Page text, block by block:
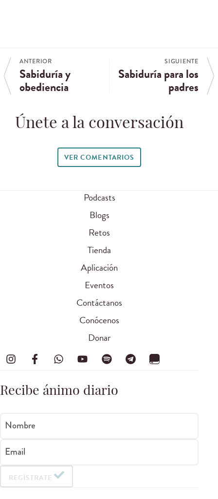
ANTERIOR
Sabiduría y
obediencia
SIGUIENTE
Sabiduría para los
padres
Únete a la conversación
VER COMENTARIOS
Podcasts
Blogs
Retos
Tienda
Aplicación
Eventos
Contáctanos
Conócenos
Donar
Recibe ánimo diario
Nombre
Email
REGÍSTRATE